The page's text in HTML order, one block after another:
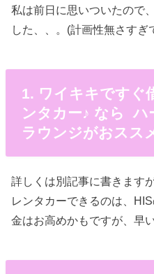
私は前日に思いついたので
した、、。(計画性無さすぎ
1. ワイキキですぐ
ンタカー♪ なら ハ
ラウンジがおスス
詳しくは別記事に書きます
レンタカーできるのは、
金はお高めかもですが、早